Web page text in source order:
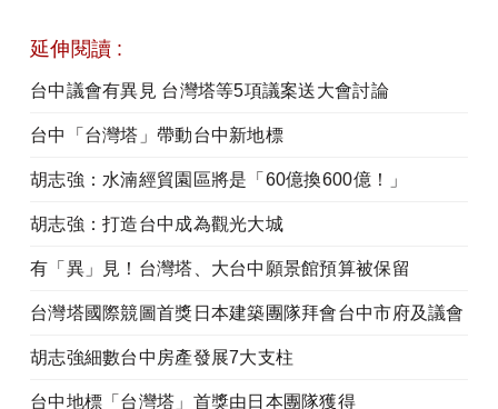
延伸閱讀 :
台中議會有異見 台灣塔等5項議案送大會討論
台中「台灣塔」帶動台中新地標
胡志強：水湳經貿園區將是「60億換600億！」
胡志強：打造台中成為觀光大城
有「異」見！台灣塔、大台中願景館預算被保留
台灣塔國際競圖首獎日本建築團隊拜會台中市府及議會
胡志強細數台中房產發展7大支柱
台中地標「台灣塔」首獎由日本團隊獲得